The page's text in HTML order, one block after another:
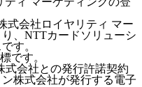
式会社ロイヤリティ マー
、NTTカードソリューシ
す。
です。
会社との発行許諾契約
株式会社が発行する電子